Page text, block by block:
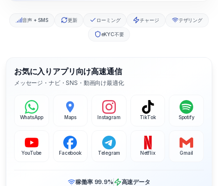
音声 + SMS 更新 ローミング チャージ テザリング
eKYC不要
お気に入りアプリ向け高速通信
メッセージ・ナビ・SNS・動画向け最適化
WhatsApp Maps Instagram TikTok Spotify
YouTube Facebook Telegram Netflix Gmail
稼働率 99.9% 高速データ